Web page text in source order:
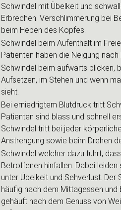
Schwindel mit Übelkeit und
Erbrechen. Verschlimmerung bei
beim Heben des Kopfes.
Schwindel beim Aufenthalt im
Patienten haben die Neigung nach
Schwindel beim aufwärts blicken,
Aufsetzen, im Stehen und wenn
sieht.
Bei erniedrigtem Blutdruck tritt
Patienten sind blass und schnell
Schwindel tritt bei jeder
Anstrengung sowie beim Drehen
Schwindel welcher dazu führt,
Betroffenen hinfallen. Dabei leiden
unter Übelkeit und Sehverlust. Der
häufig nach dem Mittagessen und
gehäuft nach dem Genuss von